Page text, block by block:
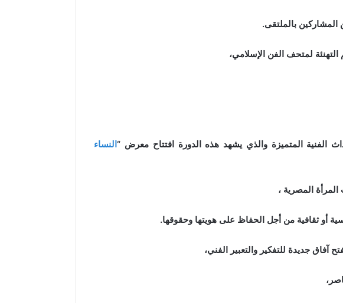
المشاركين بالملتقى.
التهنئة لمتحف الفن الإسلامي،
الفنية المتميزة والذي يشهد هذه الدورة افتتاح معرض “النساء
المصرية ،
أو ثقافية من أجل الحفاظ على هويتها وحقوقها.
جديدة للتفكير والتعبير الفني،